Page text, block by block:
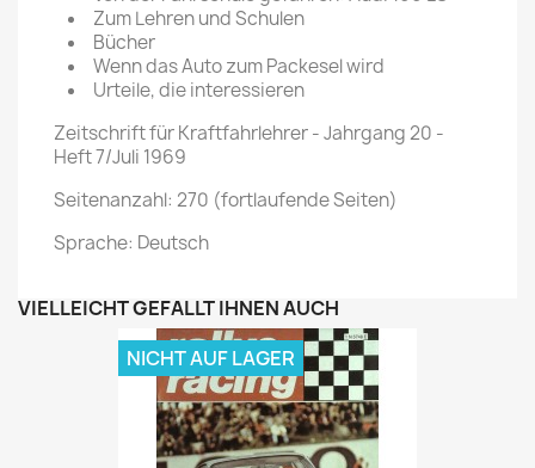
Zum Lehren und Schulen
Bücher
Wenn das Auto zum Packesel wird
Urteile, die interessieren
Zeitschrift für Kraftfahrlehrer - Jahrgang 20 -
Heft 7/Juli 1969
Seitenanzahl: 270 (fortlaufende Seiten)
Sprache: Deutsch
VIELLEICHT GEFÄLLT IHNEN AUCH
NICHT AUF LAGER